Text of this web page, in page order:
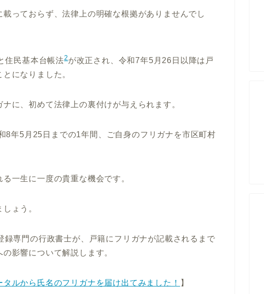
っておらず、法律上の明確な根拠がありませんでし
住民基本台帳法2が改正され、令和7年5月26日以降は戸
になりました。
に、初めて法律上の裏付けが与えられます。
8年5月25日までの1年間、ご自身のフリガナを市区町村
一生に一度の貴重な機会です。
ょう。
専門の行政書士が、戸籍にフリガナが記載されるまで
影響について解説します。
ルから氏名のフリガナを届け出てみました！ 】